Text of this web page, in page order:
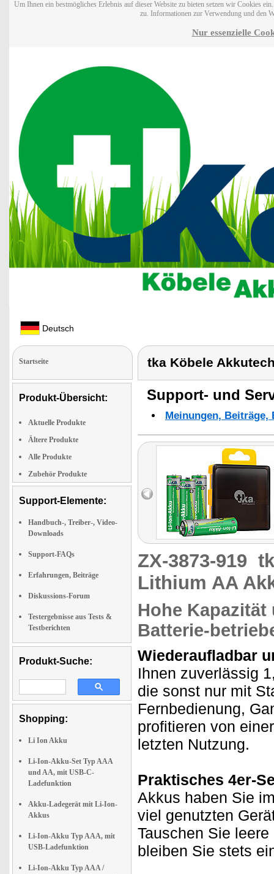
Um Ihnen ein bestmögliches Erlebnis auf dieser Website zu bieten setzen wir Cookies
zu. Informationen zur Verwendung und den
Nur essenzielle
Deutsch
Startseite
Produkt-Übersicht:
Aktuelle Produkte
Ältere Produkte
Alle Produkte
Zubehör Produkte
Support-Elemente:
Handbuch-, Treiber-, Video-
Downloads
Support-FAQs
Erfahrungen, Beiträge
Diskussions-Forum
Testergebnisse aus Tests &
Testberichten
Produkt-Suche:
Shopping:
Li Ion Akku
Li-Ion-Akku-Set Typ AAA
und AA, mit USB-C-
Ladefunktion
Akku-Ladegerät mit Li-Ion-
Akkus
Li-Ion-Akku Typ AAA, mit
USB-Ladefunktion
Li-Ion-Akku Typ AAA /
tka Köbele
Support- und
Meinungen,
ZX-3873-919
Lithium AA
Hohe Kapazität
Batterie-
Wiederaufladbar
Ihnen zuverlässig
die sonst nur mit
Fernbedienung,
profitieren von
letzten Nutzung.
Praktisches 4er-
Akkus haben Sie
viel genutzten
Tauschen Sie
bleiben Sie stets